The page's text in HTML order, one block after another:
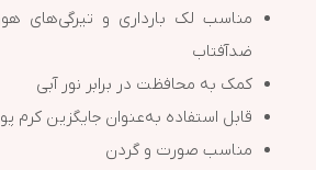
مناسب لک بارداری و تیرگی‌های
ضدآفتاب
کمک به محافظت در برابر نور آبی
قابل استفاده به‌عنوان جایگزین کرم
مناسب صورت و گردن